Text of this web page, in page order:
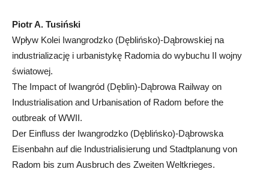
Piotr A. Tusiński
Wpływ Kolei Iwangrodzko (Dęblińsko)-Dąbrowskiej na
industrializację i urbanistykę Radomia do wybuchu II wojny
światowej.
The Impact of Iwangród (Dęblin)-Dąbrowa Railway on
Industrialisation and Urbanisation of Radom before the
outbreak of WWII.
Der Einfluss der Iwangrodzko (Dęblińsko)-Dąbrowska
Eisenbahn auf die Industrialisierung und Stadtplanung von
Radom bis zum Ausbruch des Zweiten Weltkrieges.